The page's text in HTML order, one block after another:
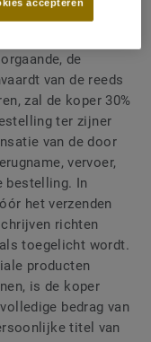
waar van
de
van de reeds
zal de koper 30%
ter zijner
van de door
vervoer,
bestelling. In
het verzenden
richten
toegelicht wordt.
producten
is de koper
bedrag van
titel van
accepteren